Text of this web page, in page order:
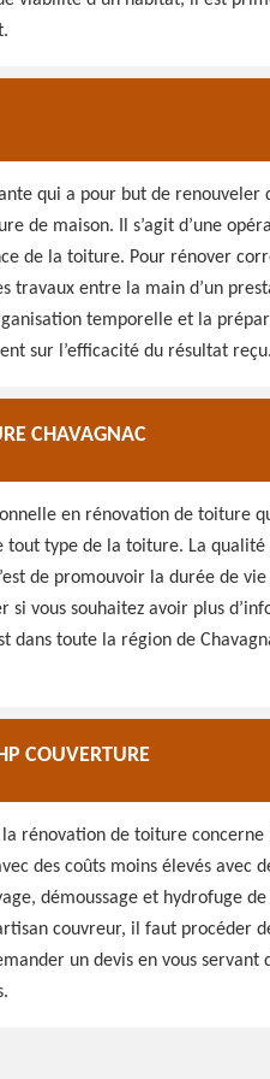
qui a pour but de renouveler
de maison. Il s’agit d’une
de la toiture. Pour rénover
entre la main d’un
temporelle et la
sur l’efficacité du résultat reçu.
CHAVAGNAC
en rénovation de toiture
type de la toiture. La
de promouvoir la durée de
si vous souhaitez avoir plus
dans toute la région de
COUVERTURE
rénovation de toiture
des coûts moins élevés avec
démoussage et hydrofuge
couvreur, il faut procéder
un devis en vous